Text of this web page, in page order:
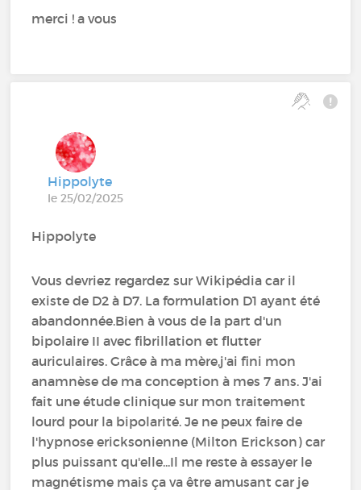
merci ! a vous
Hippolyte
le 25/02/2025
Hippolyte
Vous devriez regardez sur Wikipédia car il
existe de D2 à D7. La formulation D1 ayant été
abandonnée.Bien à vous de la part d'un
bipolaire II avec fibrillation et flutter
auriculaires. Grâce à ma mère,j'ai fini mon
anamnèse de ma conception à mes 7 ans. J'ai
fait une étude clinique sur mon traitement
lourd pour la bipolarité. Je ne peux faire de
l'hypnose ericksonienne (Milton Erickson) car
plus puissant qu'elle...Il me reste à essayer le
magnétisme mais ça va être amusant car je